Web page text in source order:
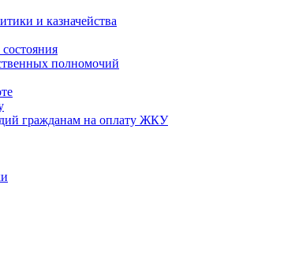
и казначейства
полномочий
гражданам на оплату ЖКУ